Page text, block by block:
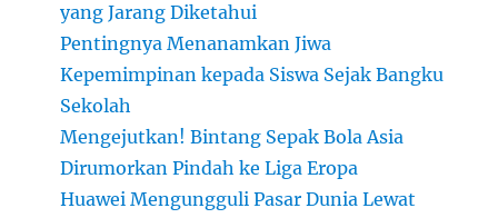
yang Jarang Diketahui
Pentingnya Menanamkan Jiwa
Kepemimpinan kepada Siswa Sejak Bangku
Sekolah
Mengejutkan! Bintang Sepak Bola Asia
Dirumorkan Pindah ke Liga Eropa
Huawei Mengungguli Pasar Dunia Lewat